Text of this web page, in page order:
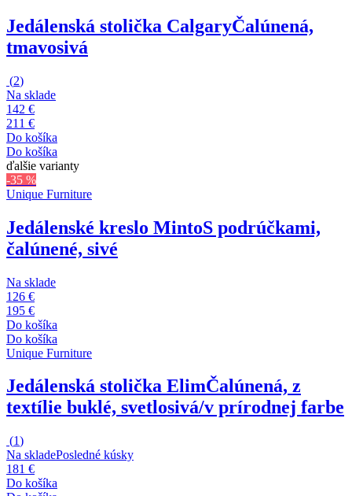
Jedálenská stolička CalgaryČalúnená,
tmavosivá
(2)
Na sklade
142 €
211 €
Do košíka
Do košíka
ďalšie varianty
-35 %
Unique Furniture
Jedálenské kreslo MintoS podrúčkami,
čalúnené, sivé
Na sklade
126 €
195 €
Do košíka
Do košíka
Unique Furniture
Jedálenská stolička ElimČalúnená, z
textílie buklé, svetlosivá/v prírodnej farbe
(1)
Na skladePosledné kúsky
181 €
Do košíka